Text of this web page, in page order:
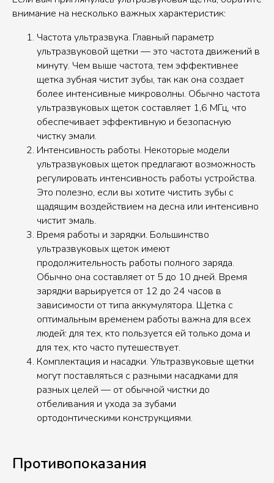
внимание на несколько важных характеристик:
Частота ультразвука. Главный параметр
ультразвуковой щетки — это частота движений в
минуту. Чем выше частота, тем эффективнее
щетка зубная чистит зубы, так как она создает
более интенсивные микроволны. Обычно частота
ультразвуковых щеток составляет 1,6 МГц, что
обеспечивает эффективную и безопасную
чистку эмали.
Интенсивность работы. Некоторые модели
ультразвуковых щеток предлагают возможность
регулировать интенсивность работы устройства.
Это полезно, если вы хотите чистить зубы с
щадящим воздействием на десна или интенсивно
чистит эмаль.
Время работы и зарядки. Большинство
ультразвуковых щеток имеют
продолжительность работы полного заряда.
Обычно она составляет от 5 до 10 дней. Время
зарядки варьируется от 12 до 24 часов в
зависимости от типа аккумулятора. Щетка с
оптимальным временем работы важна для всех
людей: для тех, кто пользуется ей только дома и
для тех, кто часто путешествует.
Комплектация и насадки. Ультразвуковые щетки
могут поставляться с разными насадками для
разных целей — от обычной чистки до
отбеливания и ухода за зубами
ортодонтическими конструкциями.
Противопоказания